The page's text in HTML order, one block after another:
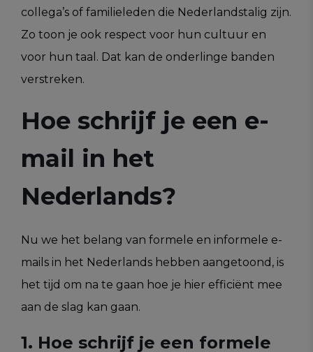
collega’s of familieleden die Nederlandstalig zijn.
Zo toon je ook respect voor hun cultuur en
voor hun taal. Dat kan de onderlinge banden
verstreken.
Hoe schrijf je een e-
mail in het
Nederlands?
Nu we het belang van formele en informele e-
mails in het Nederlands hebben aangetoond, is
het tijd om na te gaan hoe je hier efficiënt mee
aan de slag kan gaan.
1. Hoe schrijf je een formele